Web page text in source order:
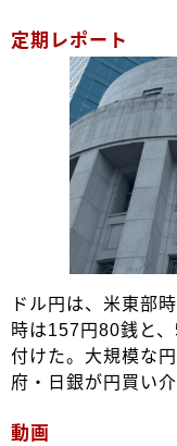
定期レポート
ドル円は、米東部
時は157円80銭と
付けた。大規模な
府・日銀が円買い
動画